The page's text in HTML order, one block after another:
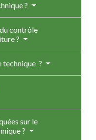
?
contrôle
?
technique ?
sur le
?